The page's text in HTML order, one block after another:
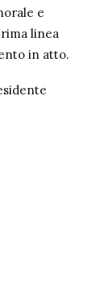
e
linea
in atto.